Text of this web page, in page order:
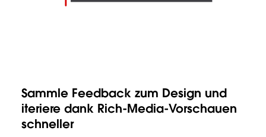
Sammle Feedback zum Design und
iteriere dank Rich-Media-Vorschauen
schneller